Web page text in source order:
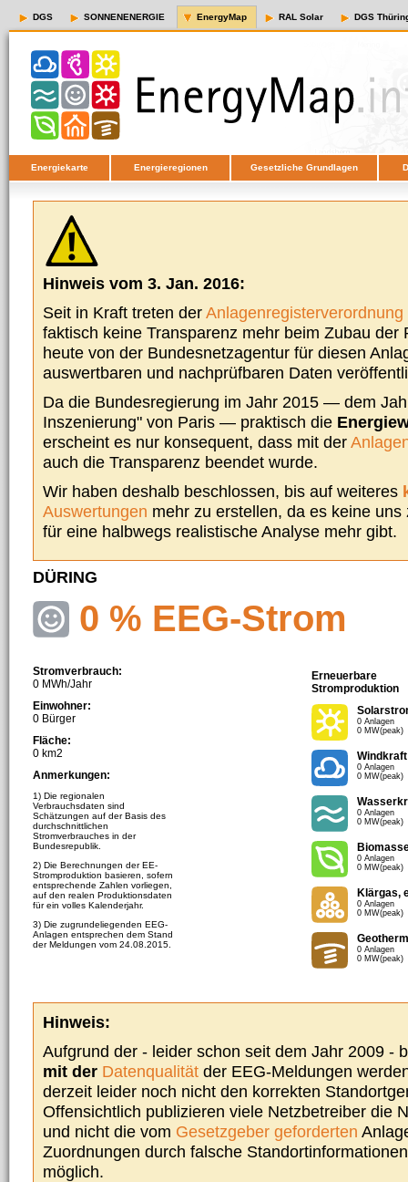
DGS SONNENENERGIE EnergyMap RAL Solar DGS
Energiekarte Energieregionen Gesetzliche Grundlagen
Hinweis vom 3. Jan. 2016:
Seit in Kraft treten derAnlagenregisterverordnung
faktisch keine Transparenz mehr beim Zubau der
heute von der Bundesnetzagentur für diesen
auswertbaren und nachprüfbaren Daten
Da die Bundesregierung im Jahr 2015 — dem
Inszenierung" von Paris — praktisch die
erscheint es nur konsequent, dass mit der
auch die Transparenz beendet wurde.
Wir haben deshalb beschlossen, bis auf weiteres
Auswertungen mehr zu erstellen, da es keine
für eine halbwegs realistische Analyse mehr gibt.
DÜRING
0 % EEG-Strom
Stromverbrauch:
0 MWh/Jahr
Einwohner:
0 Bürger
Fläche:
0 km2
Anmerkungen:
1) Die regionalen
Verbrauchsdaten sind
Schätzungen auf der Basis des
durchschnittlichen
Stromverbrauches in der
Bundesrepublik.
2) Die Berechnungen der EE-
Stromproduktion basieren, sofern
entsprechende Zahlen vorliegen,
auf den realen Produktionsdaten
für ein volles Kalenderjahr.
3) Die zugrundeliegenden EEG-
Anlagen entsprechen dem Stand
der Meldungen vom 24.08.2015.
Erneuerbare
Stromproduktion
0 Anlagen
0 MW(peak)
Windkraft
0 Anlagen
0 MW(peak)
0 Anlagen
0 MW(peak)
0 Anlagen
0 MW(peak)
Klärgas,
0 Anlagen
0 MW(peak)
0 Anlagen
0 MW(peak)
Hinweis:
Aufgrund der - leider schon seit dem Jahr 2009 -
mit der Datenqualität der EEG-Meldungen
derzeit leider noch nicht den korrekten
Offensichtlich publizieren viele Netzbetreiber die
und nicht die vom Gesetzgeber geforderten
Zuordnungen durch falsche
möglich.